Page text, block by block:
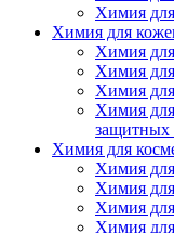
Химия
Химия для
Химия
Химия
Химия
Химия
защитных
Химия для
Химия для
Химия
Химия для
Химия